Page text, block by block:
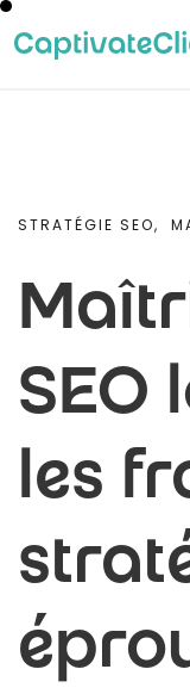
STRATÉGIE SEO,
SEO
les